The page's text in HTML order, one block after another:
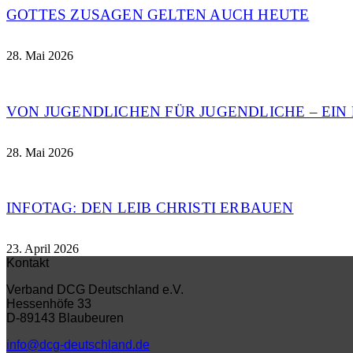
GOTTES ZUSAGEN GELTEN AUCH HEUTE
28. Mai 2026
VON JUGENDLICHEN FÜR JUGENDLICHE –
28. Mai 2026
INFOTAG: DEN LEIB CHRISTI ERBAUEN
23. April 2026
Kontakt
Verband DCG Deutschland e.V.
Hessenhöfe 33
D-89143 Blaubeuren
info@dcg-deutschland.de